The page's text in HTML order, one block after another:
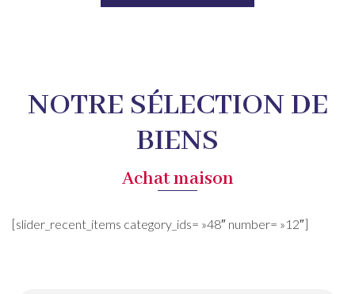
NOTRE SÉLECTION DE
BIENS
Achat maison
[slider_recent_items category_ids= »48″ number= »12″]